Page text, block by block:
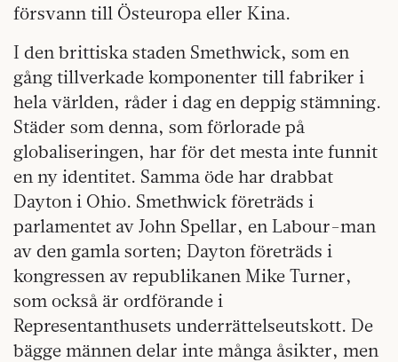
försvann till Östeuropa eller Kina.
I den brittiska staden Smethwick, som en
gång tillverkade komponenter till fabriker i
hela världen, råder i dag en deppig stämning.
Städer som denna, som förlorade på
globaliseringen, har för det mesta inte funnit
en ny identitet. Samma öde har drabbat
Dayton i Ohio. Smethwick företräds i
parlamentet av John Spellar, en Labour-man
av den gamla sorten; Dayton företräds i
kongressen av republikanen Mike Turner,
som också är ordförande i
Representanthusets underrättelseutskott. De
bägge männen delar inte många åsikter, men